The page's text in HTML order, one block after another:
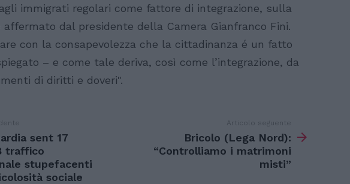
immigrati regolari come fattore di integrazione, sulla
affermato dal presidente della Camera Gianfranco Fini.
con la consapevolezza che la cittadinanza é un fatto
– e come tale deriva, così come l’integrazione, da
di diritti e doveri".
sent 17
traffico
stupefacenti
sociale
Articolo seguente
Bricolo (Lega Nord):
“Controlliamo i matrimoni
misti”